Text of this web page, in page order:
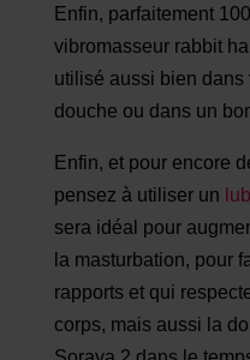
Enfin, parfaitement
vibromasseur rabbit
utilisé aussi bien dans
douche ou dans un
Enfin, et pour encore
pensez à utiliser un
sera idéal pour
la masturbation, pour
rapports et qui
corps, mais aussi la